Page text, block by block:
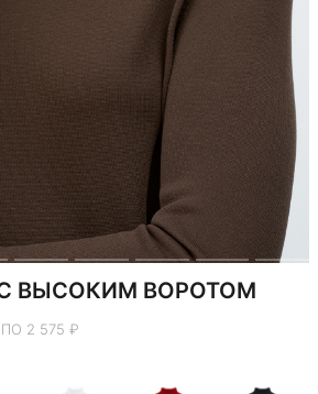
ВЫСОКИМ ВОРОТОМ
2 575 ₽